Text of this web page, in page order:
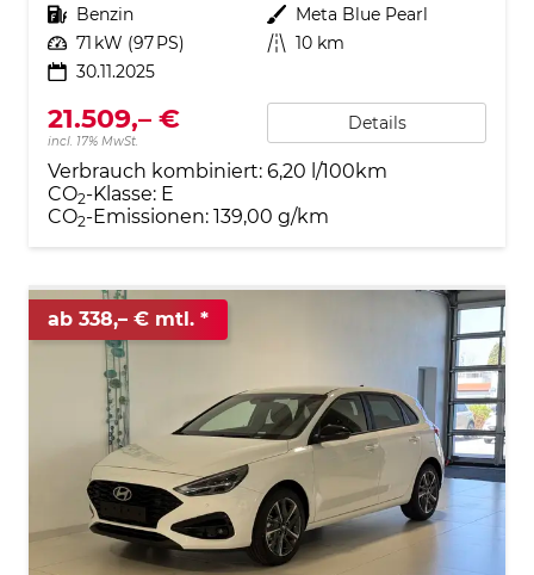
Kraftstoff Benzin Außenfarbe Meta Blue Pearl
Leistung 71 kW (97 PS) Kilometerstand 10 km
30.11.2025
21.509,– €
incl. 17% MwSt.
Details
Verbrauch kombiniert: 6,20 l/100km
CO2-Klasse: E
CO2-Emissionen: 139,00 g/km
ab 338,– € mtl.